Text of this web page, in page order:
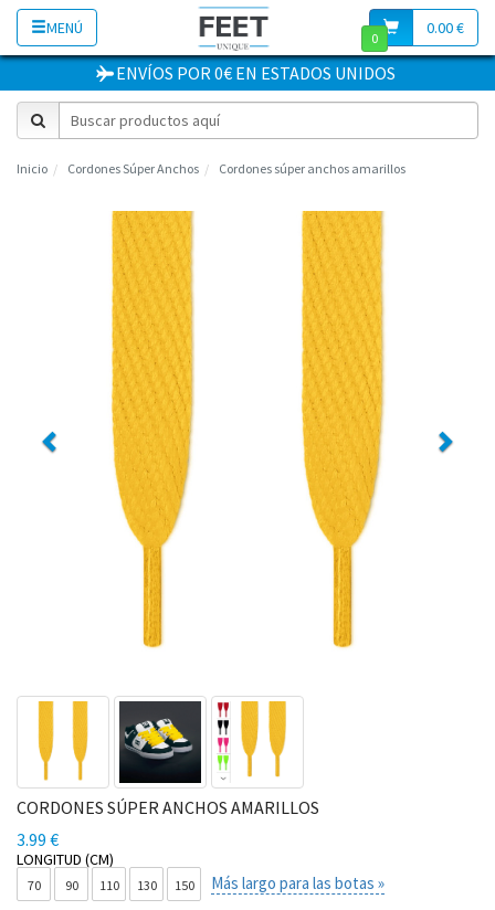
MENÚ 0.00 €
0
ENVÍOS POR 0€ EN ESTADOS UNIDOS
Inicio Cordones Súper Anchos Cordones súper anchos amarillos
Previous
CORDONES SÚPER ANCHOS AMARILLOS
3.99 €
LONGITUD (CM)
70 90 110 130 150
Más largo para las botas »